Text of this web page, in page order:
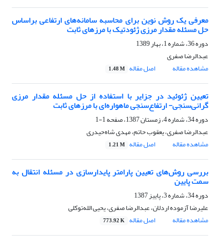
معرفی یک روش نوین برای محاسبه سامانه‌های ارتفاعی براساس
حل مسئله مقدار مرزی ژئودتیک با مرزهای ثابت
دوره 36، شماره 1، بهار 1389
عبدالرضا صفری
مشاهده مقاله
اصل مقاله 1.48 M
تعیین ژئوئید در جزایر با استفاده از حل مسئله مقدار مرزی
گرانی‌سنجی- ارتفاع‌سنجی ماهواره‌ای با مرزهای ثابت
دوره 34، شماره 4، زمستان 1387، صفحه
1-1
عبدالرضا صفری، یعقوب حاتم، مهدی شاه‌حیدری
مشاهده مقاله
اصل مقاله 1.21 M
بررسی روش‌های تعیین پارامتر پایدارسازی در مسئله انتقال به
سمت پایین
دوره 34، شماره 3، پاییز 1387
علیرضا آزموده اردلان، عبدالرضا صفری، یحیی الله‌توکلی
مشاهده مقاله
اصل مقاله 773.92 K